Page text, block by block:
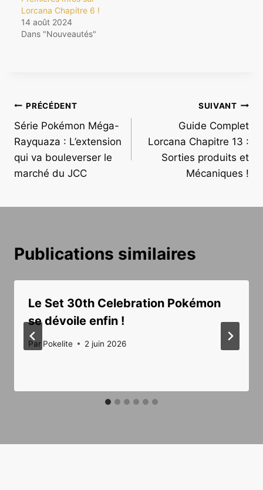
Lorcana Chapitre 6 !
14 août 2024
Dans "Nouveautés"
Navigation
de
l’article
PRÉCÉDENT
Série Pokémon Méga-
Rayquaza : L’extension
qui va bouleverser le
marché du JCC
SUIVANT
Guide Complet
Lorcana Chapitre 13 :
Sorties produits et
Mécaniques !
Publications similaires
Le Set 30th Celebration Pokémon
se dévoile enfin !
Par Pokelite 2 juin 2026